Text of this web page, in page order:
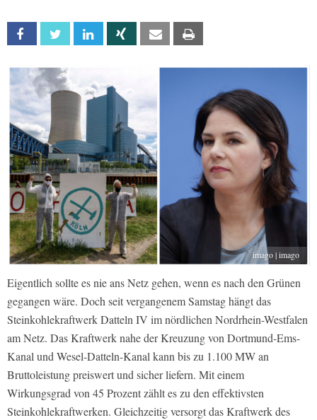
Facebook Twitter Linkedin Xing Email
imago | imago
Eigentlich sollte es nie ans Netz gehen, wenn es nach den Grünen
gegangen wäre. Doch seit vergangenem Samstag hängt das
Steinkohlekraftwerk Datteln IV im nördlichen Nordrhein-Westfalen
am Netz. Das Kraftwerk nahe der Kreuzung von Dortmund-Ems-
Kanal und Wesel-Datteln-Kanal kann bis zu 1.100 MW an
Bruttoleistung preiswert und sicher liefern. Mit einem
Wirkungsgrad von 45 Prozent zählt es zu den effektivsten
Steinkohlekraftwerken. Gleichzeitig versorgt das Kraftwerk des